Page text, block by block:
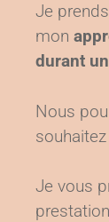
Je
mon
durant
Nous
Je vous